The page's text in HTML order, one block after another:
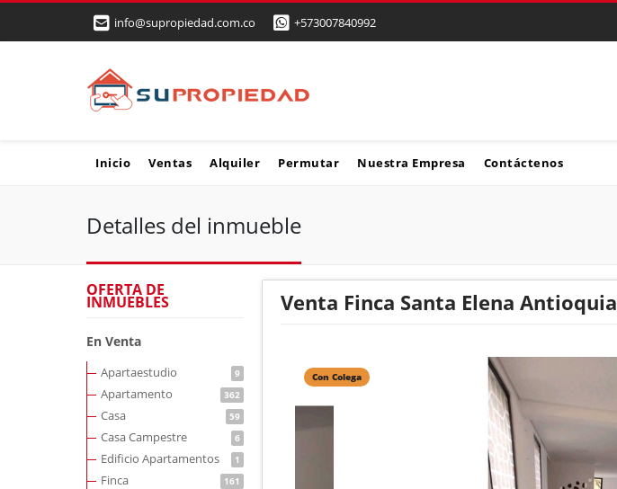
info@supropiedad.com.co +573007840992
Inicio Ventas Alquiler Permutar Nuestra Empresa Contáctenos
Detalles del inmueble
OFERTA DE
INMUEBLES
En Venta
Apartaestudio 9
Apartamento 362
Casa 59
Casa Campestre 6
Edificio Apartamentos 1
Finca 161
Venta Finca Santa Elena Antioquia
Con Colega